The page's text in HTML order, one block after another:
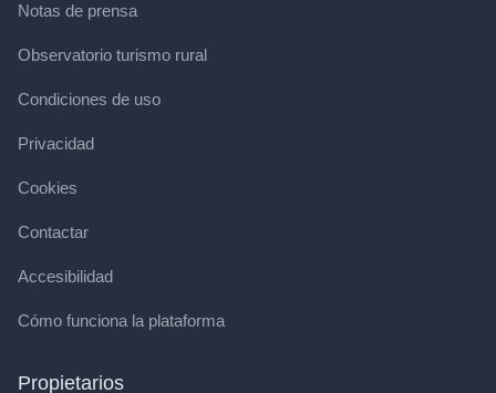
Notas de prensa
Observatorio turismo rural
Condiciones de uso
Privacidad
Cookies
Contactar
Accesibilidad
Cómo funciona la plataforma
Propietarios